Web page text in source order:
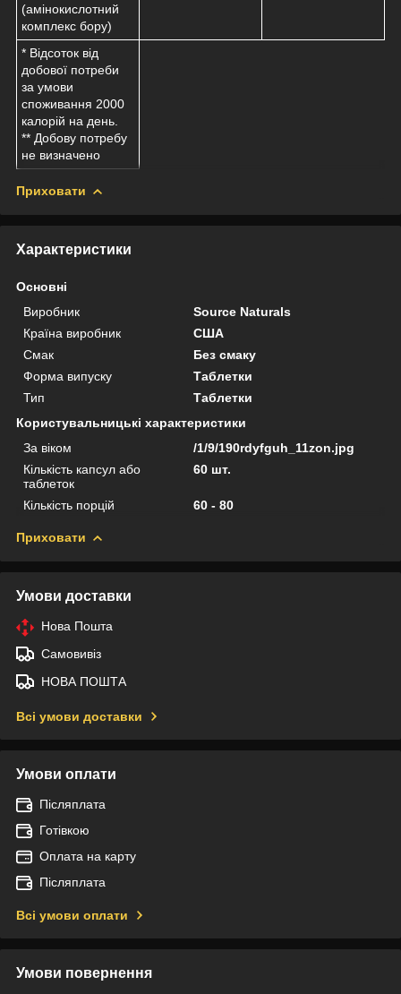
(амінокислотний
комплекс бору)
* Відсоток від
добової потреби
за умови
споживання 2000
калорій на день.
** Добову потребу
не визначено
Приховати
Характеристики
Основні
Виробник
Source Naturals
Країна виробник
США
Смак
Без смаку
Форма випуску
Таблетки
Тип
Таблетки
Користувальницькі характеристики
За віком
/1/9/190rdyfguh_11zon.jpg
Кількість капсул або
таблеток
60 шт.
Кількість порцій 60 - 80
Приховати
Умови доставки
Нова Пошта
Самовивіз
НОВА ПОШТА
Всі умови доставки
Умови оплати
Післяплата
Готівкою
Оплата на карту
Післяплата
Всі умови оплати
Умови повернення